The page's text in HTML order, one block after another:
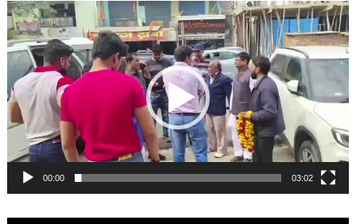
Video
Player
00:00 03:02